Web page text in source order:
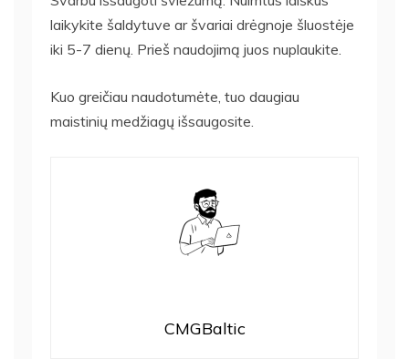
laikykite šaldytuve ar švariai drėgnoje šluostėje
iki 5-7 dienų. Prieš naudojimą juos nuplaukite.
Kuo greičiau naudotumėte, tuo daugiau
maistinių medžiagų išsaugosite.
CMGBaltic